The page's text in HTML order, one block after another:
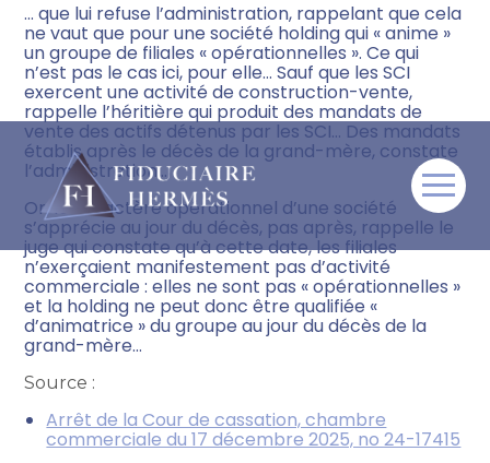
Aller
au
contenu
… que lui refuse l’administration, rappelant que cela
ne vaut que pour une société holding qui « anime »
un groupe de filiales « opérationnelles ». Ce qui
n’est pas le cas ici, pour elle… Sauf que les SCI
exercent une activité de construction-vente,
rappelle l’héritière qui produit des mandats de
vente des actifs détenus par les SCI… Des mandats
établis après le décès de la grand-mère, constate
l’administration…
Or, le caractère opérationnel d’une société
s’apprécie au jour du décès, pas après, rappelle le
juge qui constate qu’à cette date, les filiales
n’exerçaient manifestement pas d’activité
commerciale : elles ne sont pas « opérationnelles »
et la holding ne peut donc être qualifiée «
d’animatrice » du groupe au jour du décès de la
grand-mère…
Source :
Arrêt de la Cour de cassation, chambre
commerciale du 17 décembre 2025, no 24-17415